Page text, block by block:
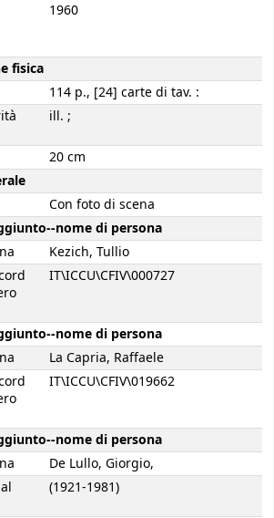
1960
fisica
114 p., [24] carte di tav. :
ill. ;
20 cm
Con foto di scena
nome di persona
Kezich, Tullio
IT\ICCU\CFIV\000727
nome di persona
La Capria, Raffaele
IT\ICCU\CFIV\019662
nome di persona
De Lullo, Giorgio,
(1921-1981)